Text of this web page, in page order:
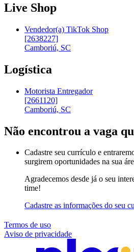
Live Shop
Vendedor(a) TikTok Shop
[2638227]
Camboriú, SC
Logística
Motorista Entregador
[2661120]
Camboriú, SC
Não encontrou a vaga
Cadastre seu currículo e
surgirem oportunidades na sua
Agradecemos desde já o seu
time!
Cadastre as informações do seu
Termos de uso
Aviso de privacidade